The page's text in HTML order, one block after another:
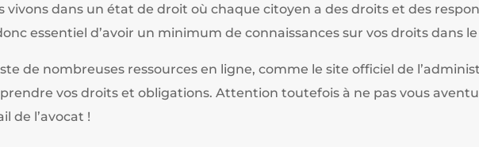
vivons dans un état de droit où chaque citoyen a des droits et des
essentiel d’avoir un minimum de connaissances sur vos droits dans
de nombreuses ressources en ligne, comme le site officiel de
vos droits et obligations. Attention toutefois à ne pas vous
de l’avocat !